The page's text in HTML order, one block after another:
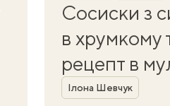
Сосиски з
в хрумкому
рецепт в
Автор
Ілона Шевчук